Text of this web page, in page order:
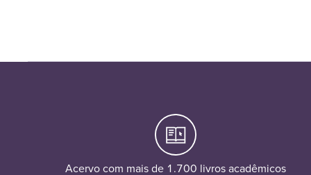
Acervo com mais de 1.700 livros acadêmicos